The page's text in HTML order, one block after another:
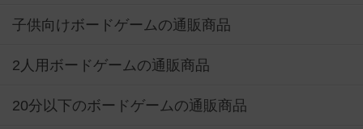
子供向けボードゲームの通販商品
2人用ボードゲームの通販商品
20分以下のボードゲームの通販商品